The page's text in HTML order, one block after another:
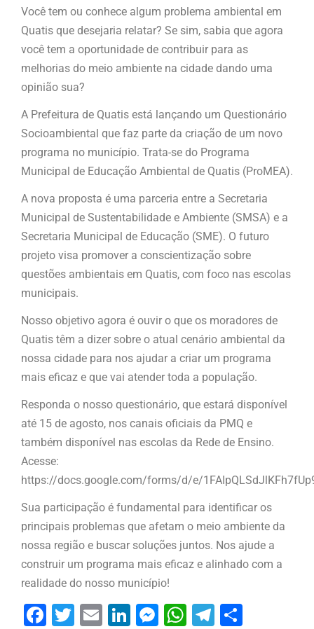
Você tem ou conhece algum problema ambiental em
Quatis que desejaria relatar? Se sim, sabia que agora
você tem a oportunidade de contribuir para as
melhorias do meio ambiente na cidade dando uma
opinião sua?
A Prefeitura de Quatis está lançando um Questionário
Socioambiental que faz parte da criação de um novo
programa no município. Trata-se do Programa
Municipal de Educação Ambiental de Quatis (ProMEA).
A nova proposta é uma parceria entre a Secretaria
Municipal de Sustentabilidade e Ambiente (SMSA) e a
Secretaria Municipal de Educação (SME). O futuro
projeto visa promover a conscientização sobre
questões ambientais em Quatis, com foco nas escolas
municipais.
Nosso objetivo agora é ouvir o que os moradores de
Quatis têm a dizer sobre o atual cenário ambiental da
nossa cidade para nos ajudar a criar um programa
mais eficaz e que vai atender toda a população.
Responda o nosso questionário, que estará disponível
até 15 de agosto, nos canais oficiais da PMQ e
também disponível nas escolas da Rede de Ensino.
Acesse:
https://docs.google.com/forms/d/e/
Sua participação é fundamental para identificar os
principais problemas que afetam o meio ambiente da
nossa região e buscar soluções juntos. Nos ajude a
construir um programa mais eficaz e alinhado com a
realidade do nosso município!
Facebook
Twitter
EmailLinkedIn
Messenger
WhatsApp
Telegram